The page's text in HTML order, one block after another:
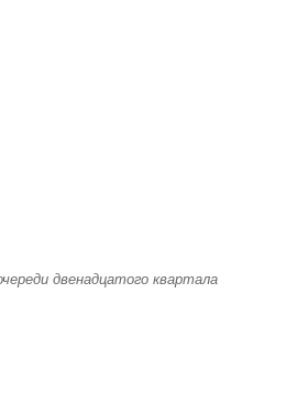
двенадцатого квартала